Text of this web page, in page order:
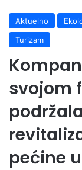
Aktuelno
Turizam
svojom
pećine